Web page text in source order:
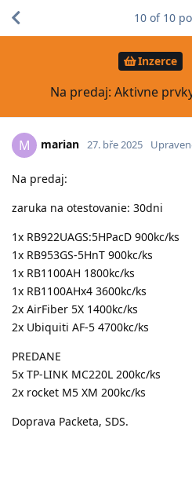
Inzerce
Na predaj: Aktivne
10 of 10
M marian 27. bře 2025
Na predaj:
zaruka na otestovanie: 30dni
1x RB922UAGS:5HPacD 900kc/ks
1x RB953GS-5HnT 900kc/ks
1x RB1100AH 1800kc/ks
1x RB1100AHx4 3600kc/ks
2x AirFiber 5X 1400kc/ks
2x Ubiquiti AF-5 4700kc/ks
PREDANE
5x TP-LINK MC220L 200kc/ks
2x rocket M5 XM 200kc/ks
Doprava Packeta, SDS.